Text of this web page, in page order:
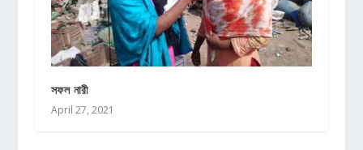
সফল নারী
April 27, 2021